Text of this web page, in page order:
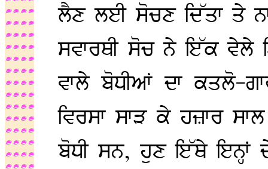
ਲੈਣ ਲਈ ਸੋਚਣ ਦਿੱਤਾ ਤੇ
ਸਵਾਰਥੀ ਸੋਚ ਨੇ ਇੱਕ ਵੇਲੇ
ਵਾਲੇ ਬੋਧੀਆਂ ਦਾ ਕਤਲੋ-
ਵਿਰਸਾ ਸਾੜ ਕੇ ਹਜ਼ਾਰ
ਬੋਧੀ ਸਨ, ਹੁਣ ਇੱਥੇ ਇਨ੍ਹਾਂ